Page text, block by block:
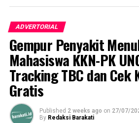
Rekapitulasi Perolehan Suara
DON'T MISS
Sekda Ismail Madjid Serahkan
Kebakaran
ADVERTORIAL
Gempur Penyakit
Mahasiswa KKN-PK
Tracking TBC dan Cek
Gratis
Published 2 weeks ago on 27/07/
By Redaksi Barakati